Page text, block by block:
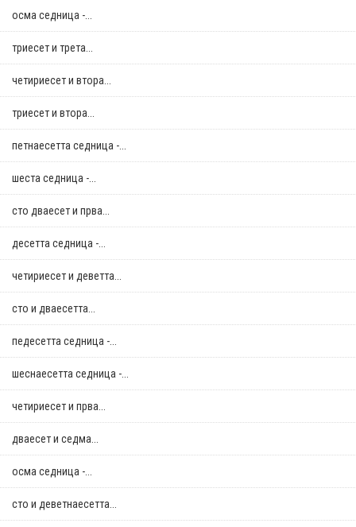
осма седница -...
триесет и трета...
четириесет и втора...
триесет и втора...
петнаесетта седница -...
шеста седница -...
сто дваесет и прва...
десетта седница -...
четириесет и деветта...
сто и дваесетта...
педесетта седница -...
шеснаесетта седница -...
четириесет и прва...
дваесет и седма...
осма седница -...
сто и деветнаесетта...